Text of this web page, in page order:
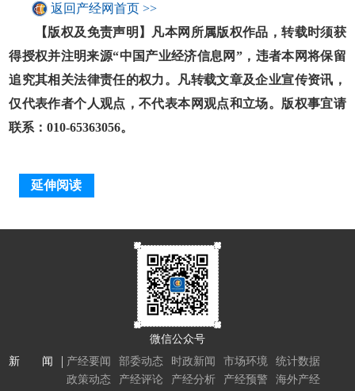
返回产经网首页 >>
【版权及免责声明】凡本网所属版权作品，转载时须获
得授权并注明来源“中国产业经济信息网”，违者本网将保留
追究其相关法律责任的权力。凡转载文章及企业宣传资讯，
仅代表作者个人观点，不代表本网观点和立场。版权事宜请
联系：010-65363056。
延伸阅读
微信公众号
新 闻
产经要闻 部委动态 时政新闻 市场环境
统计数据
政策动态
产经评论 产经分析 产经预警
海外产经